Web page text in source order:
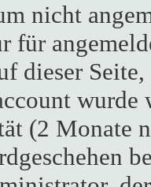
nicht
für
dieser
wurde
(2 Monate